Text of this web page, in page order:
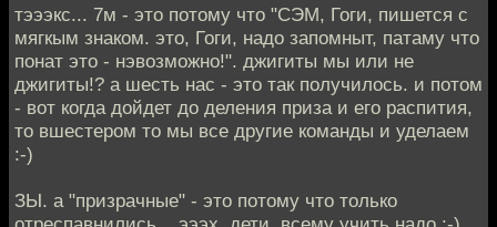
тэээкс... 7м - это потому что "СЭМ, Гоги, пишется с
мягкым знаком. это, Гоги, надо запомныт, патаму что
понат это - нэвозможно!". джигиты мы или не
джигиты!? а шесть нас - это так получилось. и потом
- вот когда дойдет до деления приза и его распития,
то вшестером то мы все другие команды и уделаем
:-)
ЗЫ. а "призрачные" - это потому что только